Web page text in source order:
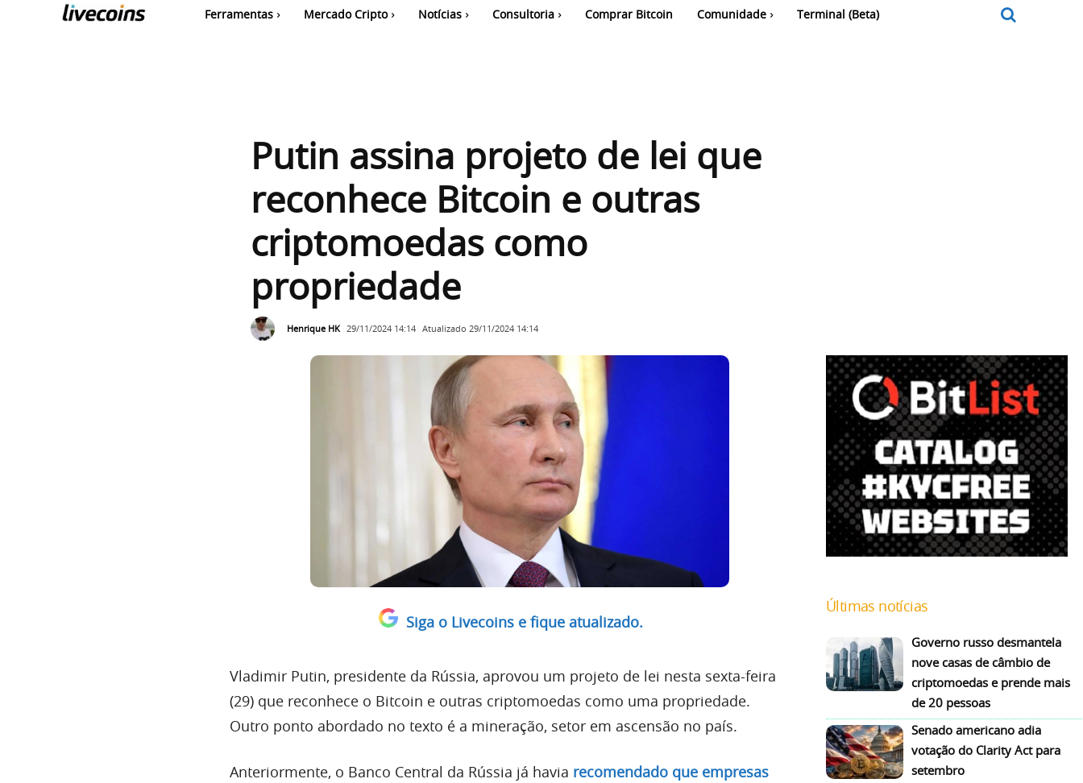
Ferramentas Mercado Cripto Notícias Consultoria Comprar Bitcoin Comunidade Terminal (Beta)
Putin assina projeto de lei que
reconhece Bitcoin e outras
criptomoedas como
propriedade
Henrique HK 29/11/2024 14:14 Atualizado 29/11/2024 14:14
Siga o Livecoins e fique atualizado.
Vladimir Putin, presidente da Rússia, aprovou um projeto de lei nesta sexta-feira
(29) que reconhece o Bitcoin e outras criptomoedas como uma propriedade.
Outro ponto abordado no texto é a mineração, setor em ascensão no país.
Anteriormente, o Banco Central da Rússia já havia recomendado que empresas
Últimas notícias
Governo russo desmantela
nove casas de câmbio de
criptomoedas e prende mais
de 20 pessoas
Senado americano adia
votação do Clarity Act para
setembro